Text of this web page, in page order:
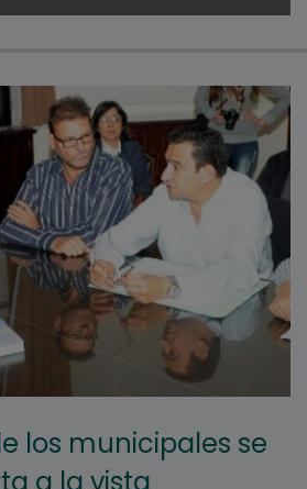
los municipales se
a la vista